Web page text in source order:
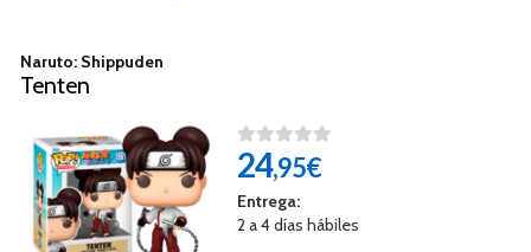
Naruto: Shippuden
Tenten
24,95€
Entrega:
2 a 4 días hábiles